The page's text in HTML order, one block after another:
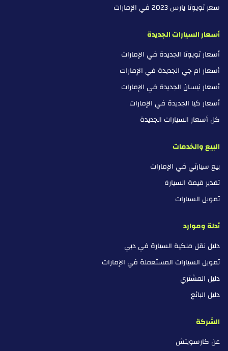
سعر تويوتا يارس 2023 في الإمارات
أسعار السيارات الجديدة
أسعار تويوتا الجديدة في الإمارات
أسعار ام جي الجديدة في الإمارات
أسعار نيسان الجديدة في الإمارات
أسعار كيا الجديدة في الإمارات
كل أسعار السيارات الجديدة
البيع والخدمات
بيع سيارتي في الإمارات
تقدير قيمة السيارة
تمويل السيارات
أدلة وموارد
دليل نقل ملكية السيارة في دبي
تمويل السيارات المستعملة في الإمارات
دليل المشتري
دليل البائع
الشركة
عن كارسويتش